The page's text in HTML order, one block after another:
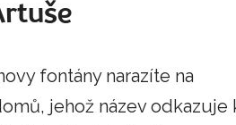
fontány narazíte na
jehož název odkazuje